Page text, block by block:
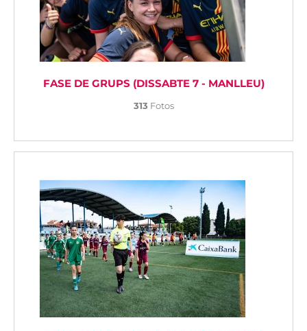
FASE DE GRUPS (DISSABTE 7 - MANLLEU)
313 Fotos